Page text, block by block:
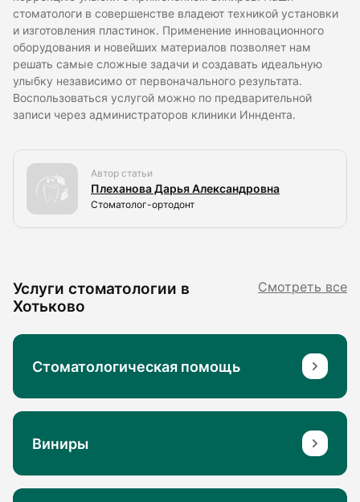
стоматологи в совершенстве владеют техникой установки
и изготовления пластинок. Применение инновационного
оборудования и новейших материалов позволяет нам
решать самые сложные задачи и создавать идеальную
улыбку независимо от первоначального результата.
Воспользоваться услугой можно по предварительной
записи через администраторов клиники Инндента.
Автор статьи
Плеханова Дарья Александровна
Стоматолог-ортодонт
Услуги стоматологии в
Хотьково
Смотреть все
Стоматологическая помощь
Виниры